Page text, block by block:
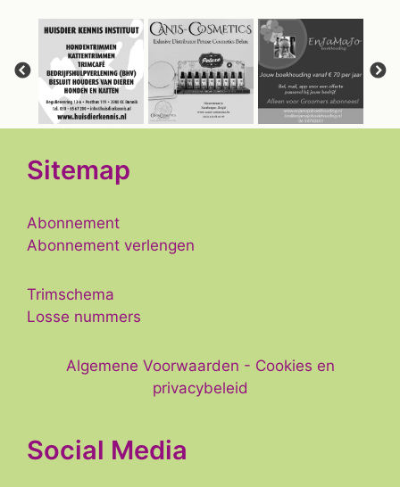
Sitemap
Abonnement
Abonnement verlengen
Trimschema
Losse nummers
Algemene Voorwaarden - Cookies en
privacybeleid
Social Media